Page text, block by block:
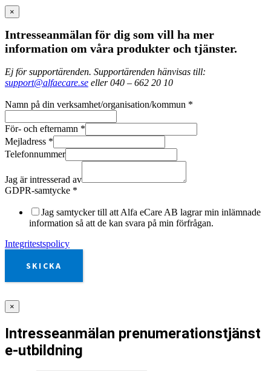
×
Intresseanmälan för dig som vill ha mer
information om våra produkter och tjänster.
Ej för supportärenden. Supportärenden hänvisas till:
support@alfaecare.se eller 040 – 662 20 10
Namn på din verksamhet/organisation/kommun *
För- och efternamn *
Mejladress *
Telefonnummer
Jag är intresserad av
GDPR-samtycke *
Jag samtycker till att Alfa eCare AB lagrar min inlämnade
information så att de kan svara på min förfrågan.
Integritestspolicy
SKICKA
×
Intresseanmälan prenumerationstjänst
e-utbildning